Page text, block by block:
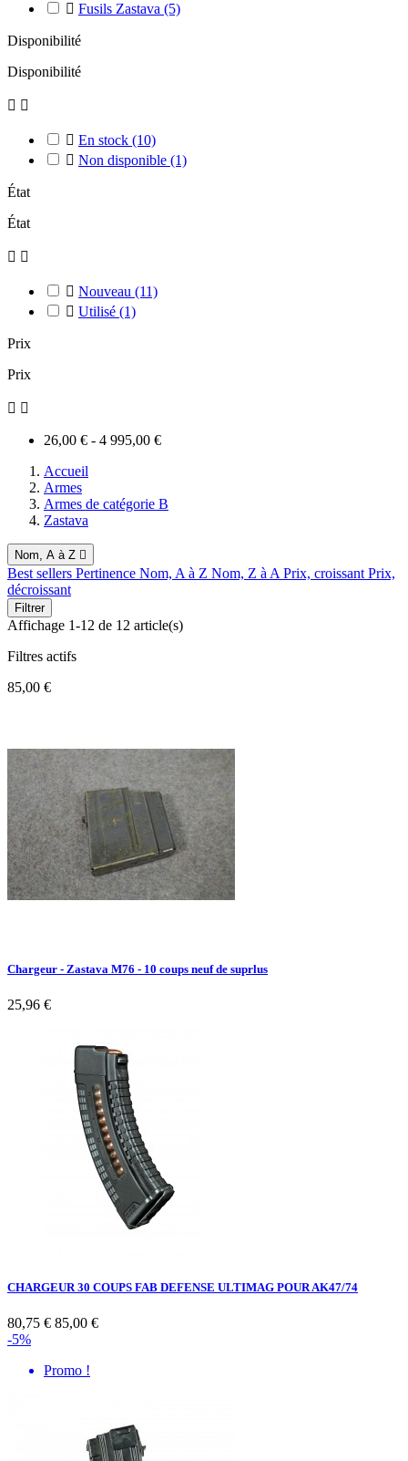
 Fusils Zastava (5)
Disponibilité
Disponibilité
 
 En stock (10)
 Non disponible (1)
État
État
 
 Nouveau (11)
 Utilisé (1)
Prix
Prix
 
26,00 € - 4 995,00 €
Accueil
Armes
Armes de catégorie B
Zastava
Nom, A à Z 
Best sellers Pertinence Nom, A à Z Nom, Z à A Prix, croissant Prix,
décroissant
Filtrer
Affichage 1-12 de 12 article(s)
Filtres actifs
85,00 €
Chargeur - Zastava M76 - 10 coups neuf de suprlus
25,96 €
CHARGEUR 30 COUPS FAB DEFENSE ULTIMAG POUR AK47/74
80,75 € 85,00 €
-5%
Promo !